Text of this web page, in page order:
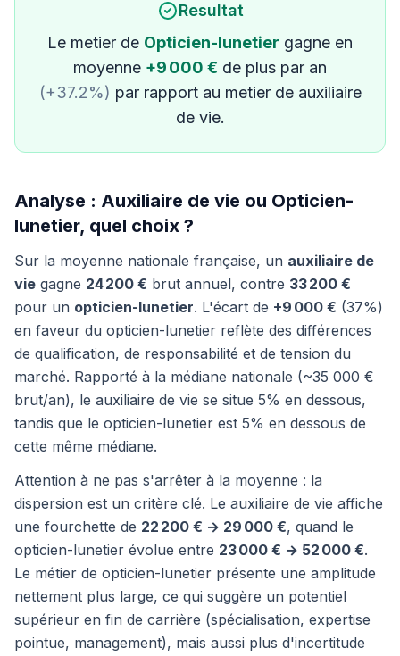
Resultat
Le metier de Opticien-lunetier gagne en
moyenne +9 000 € de plus par an
(+37.2%) par rapport au metier de auxiliaire
de vie.
Analyse : Auxiliaire de vie ou Opticien-
lunetier, quel choix ?
Sur la moyenne nationale française, un auxiliaire de
vie gagne 24 200 € brut annuel, contre 33 200 €
pour un opticien-lunetier. L'écart de +9 000 € (37%)
en faveur du opticien-lunetier reflète des différences
de qualification, de responsabilité et de tension du
marché. Rapporté à la médiane nationale (~35 000 €
brut/an), le auxiliaire de vie se situe 5% en dessous,
tandis que le opticien-lunetier est 5% en dessous de
cette même médiane.
Attention à ne pas s'arrêter à la moyenne : la
dispersion est un critère clé. Le auxiliaire de vie affiche
une fourchette de 22 200 € → 29 000 €, quand le
opticien-lunetier évolue entre 23 000 € → 52 000 €.
Le métier de opticien-lunetier présente une amplitude
nettement plus large, ce qui suggère un potentiel
supérieur en fin de carrière (spécialisation, expertise
pointue, management), mais aussi plus d'incertitude